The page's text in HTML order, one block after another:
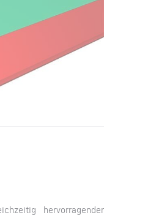
hervorragender